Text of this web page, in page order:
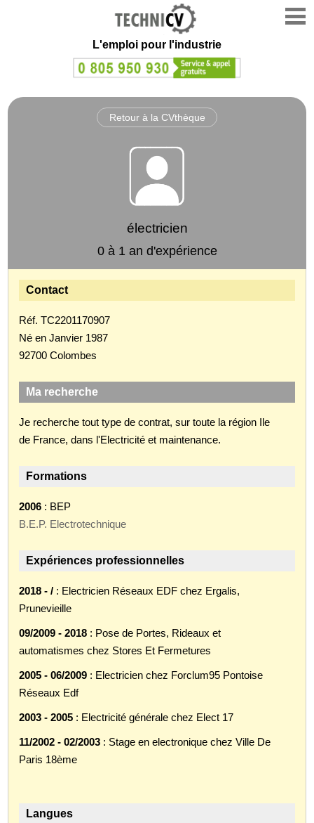
L'emploi pour l'industrie
Retour à la CVthèque
électricien
0 à 1 an d'expérience
Contact
Réf. TC2201170907
Né en Janvier 1987
92700 Colombes
Ma recherche
Je recherche tout type de contrat, sur toute la région Ile
de France, dans l'Electricité et maintenance.
Formations
2006 : BEP
B.E.P. Electrotechnique
Expériences professionnelles
2018 - / : Electricien Réseaux EDF chez Ergalis,
Prunevieille
09/2009 - 2018 : Pose de Portes, Rideaux et
automatismes chez Stores Et Fermetures
2005 - 06/2009 : Electricien chez Forclum95 Pontoise
Réseaux Edf
2003 - 2005 : Electricité générale chez Elect 17
11/2002 - 02/2003 : Stage en electronique chez Ville De
Paris 18ème
Langues